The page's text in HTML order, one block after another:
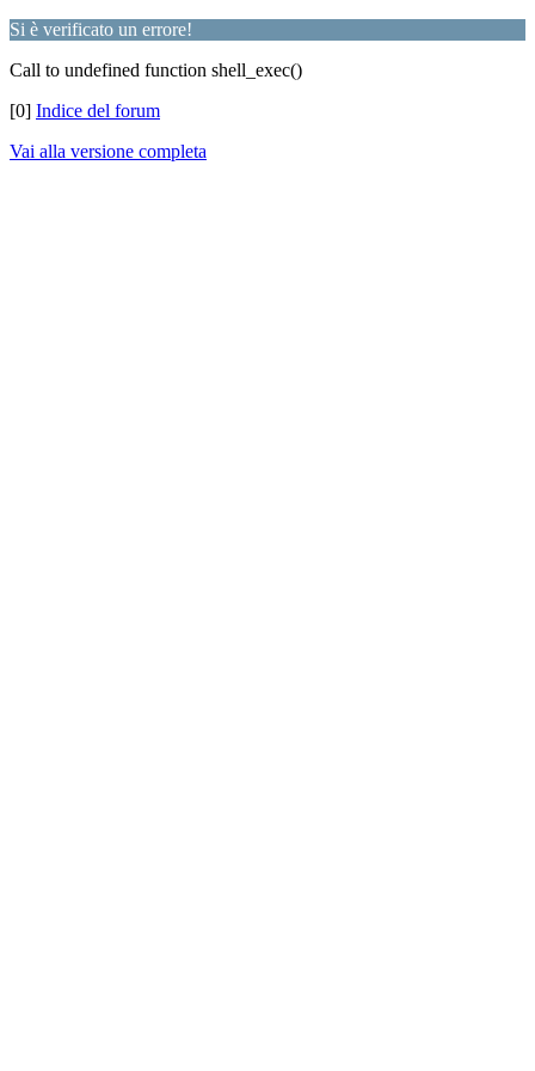
Si è verificato un errore!
Call to undefined function shell_exec()
[0] Indice del forum
Vai alla versione completa